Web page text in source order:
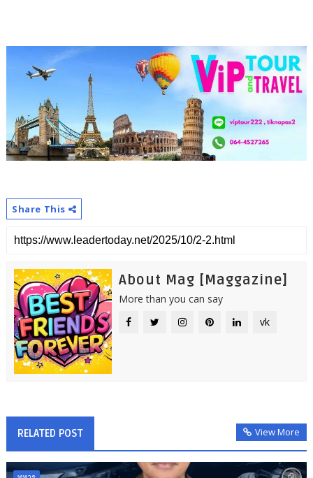
Share This
About Mag [Maggazine]
More than you can say
vk
RELATED POST View More